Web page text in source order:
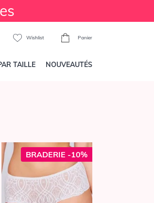
Wishlist Panier
TAILLE NOUVEAUTÉS
BRADERIE -10%